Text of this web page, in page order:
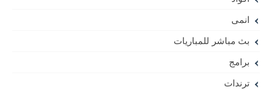
انمى
بث مباشر للمباريات
برامج
ترندات